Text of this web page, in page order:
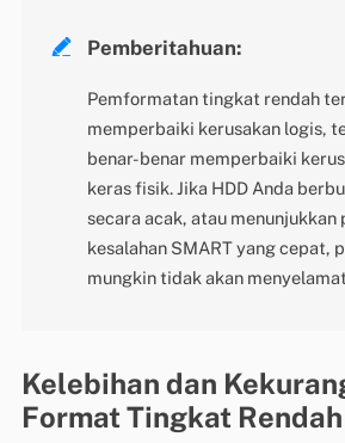
 Pemberitahuan:
Pemformatan tingkat rendah
memperbaiki kerusakan logis,
benar-benar memperbaiki
keras fisik. Jika HDD Anda
secara acak, atau menunjukkan
kesalahan SMART yang cepat,
mungkin tidak akan
Kelebihan dan
Format Tingkat Rendah